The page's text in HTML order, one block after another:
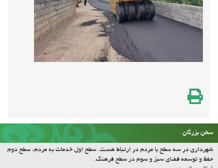
شهرداری در سه سطح با مردم در ارتباط هست. سطح اول خدمات به مردم، سطح دوم
حفظ و توسعه فضای سبز و سوم در سطح فرهنگ.
حدیث روز
کربلا را زیارت کنید و این کار را ادامه دهید، چرا که کربلا بهترین فرزندان پیامبران را
در آغوش خویش گرفته است.